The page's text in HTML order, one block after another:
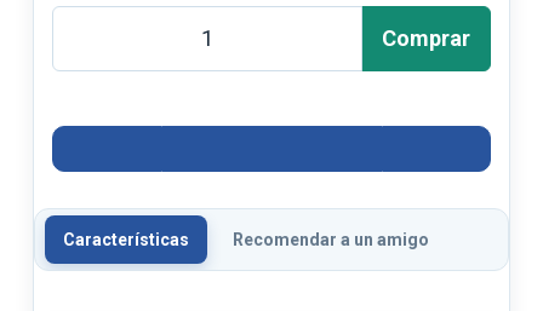
Comprar
Características Recomendar a un amigo